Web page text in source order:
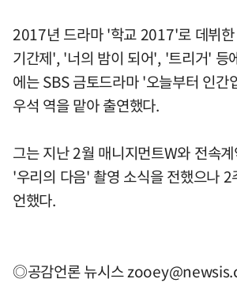
2017년 드라마 '학교 2017'로 데뷔
기간제', '너의 밤이 되어', '트리거' 등
에는 SBS 금토드라마 '오늘부터 인간
우석 역을 맡아 출연했다.
그는 지난 2월 매니지먼트W와 전속
'우리의 다음' 촬영 소식을 전했으나 2
언했다.
◎공감언론 뉴시스